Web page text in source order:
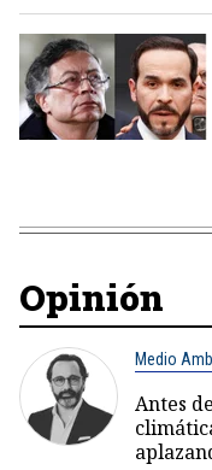
Opinión
Medio
Antes